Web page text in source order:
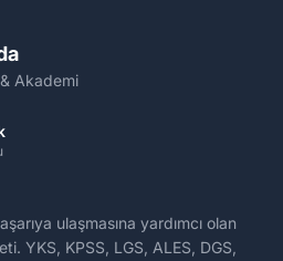
Akademi
ulaşmasına yardımcı olan
YKS, KPSS, LGS, ALES, DGS,